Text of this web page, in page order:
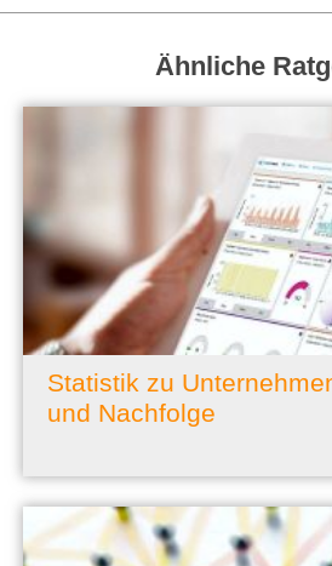
Ähnliche
Statistik zu
und Nachfolge